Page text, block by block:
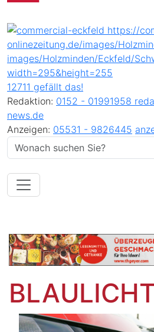
12711 gefällt das!
Redaktion: 0152 - 01991958
news.de
Anzeigen: 05531 - 9826445